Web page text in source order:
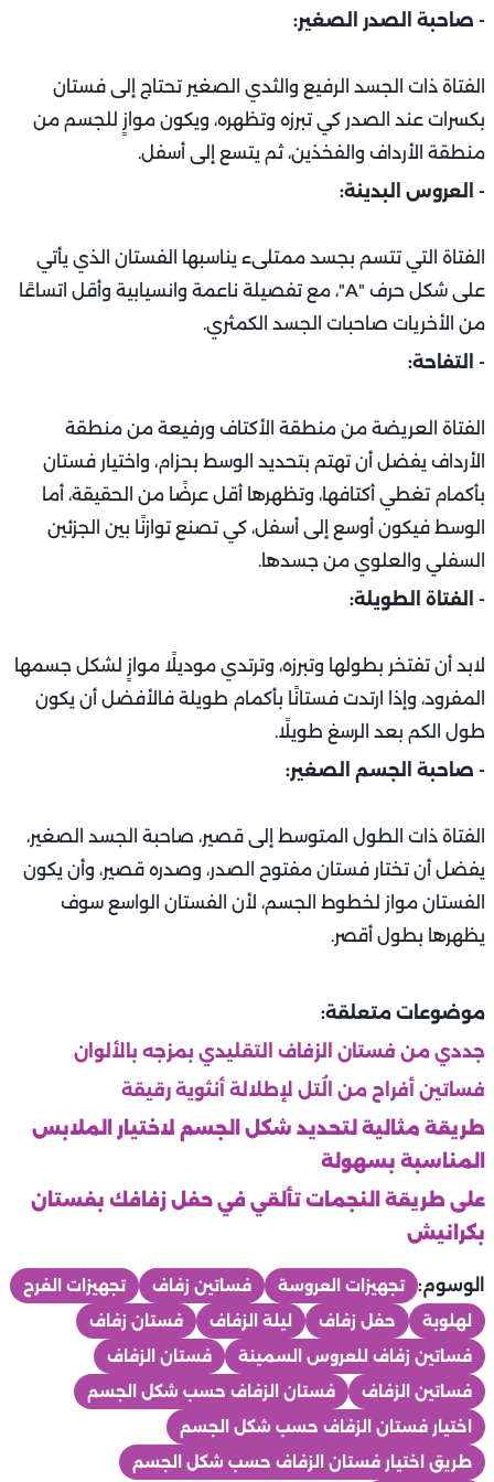
- صاحبة الصدر الصغير:
الفتاة ذات الجسد الرفيع والثدي الصغير تحتاج إلى فستان
بكسرات عند الصدر كي تبرزه وتظهره، ويكون موازٍ للجسم من
منطقة الأرداف والفخذين، ثم يتسع إلى أسفل.
- العروس البدينة:
الفتاة التي تتسم بجسد ممتلىء يناسبها الفستان الذي يأتي
على شكل حرف "A"، مع تفصيلة ناعمة وانسيابية وأقل اتساعًا
من الأخريات صاحبات الجسد الكمثري.
- التفاحة:
الفتاة العريضة من منطقة الأكتاف ورفيعة من منطقة
الأرداف يفضل أن تهتم بتحديد الوسط بحزام، واختيار فستان
بأكمام تغطي أكتافها، وتظهرها أقل عرضًا من الحقيقة، أما
الوسط فيكون أوسع إلى أسفل، كي تصنع توازنًا بين الجزئين
السفلي والعلوي من جسدها.
- الفتاة الطويلة:
لابد أن تفتخر بطولها وتبرزه، وترتدي موديلًا موازٍ لشكل جسمها
المفرود، وإذا ارتدت فستانًا بأكمام طويلة فالأفضل أن يكون
طول الكم بعد الرسغ طويلًا.
- صاحبة الجسم الصغير:
الفتاة ذات الطول المتوسط إلى قصير، صاحبة الجسد الصغير،
يفضل أن تختار فستان مفتوح الصدر، وصدره قصير، وأن يكون
الفستان مواز لخطوط الجسم، لأن الفستان الواسع سوف
يظهرها بطول أقصر.
موضوعات متعلقة:
جددي من فستان الزفاف التقليدي بمزجه بالألوان
فساتين أفراح من الُتل لإطلالة أنثوية رقيقة
طريقة مثالية لتحديد شكل الجسم لاختيار الملابس
المناسبة بسهولة
على طريقة النجمات تألقي في حفل زفافك بفستان
بكرانيش
الوسوم: تجهيزات العروسة فساتين زفاف
تجهيزات الفرح
لهلوبة
حفل زفاف ليلة الزفاف
فستان زفاف
فساتين زفاف للعروس السمينة
فستان الزفاف
فساتين الزفاف
فستان الزفاف حسب شكل الجسم
اختيار فستان الزفاف حسب شكل الجسم
طريق اختيار فستان الزفاف حسب شكل الجسم